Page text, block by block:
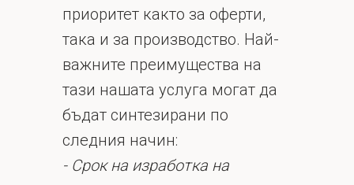
приоритет както за оферти,
така и за производство. Най-
важните преимущества на
тази нашата услуга могат да
бъдат синтезирани по
следния начин:
- Срок на изработка на